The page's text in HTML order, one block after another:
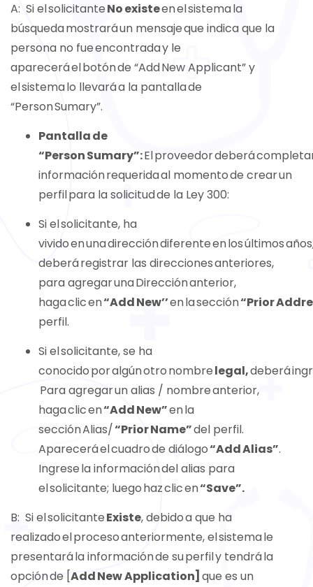
A: Si el solicitanteNoexisteen el sistema la
búsqueda mostrará un mensaje que indica que la
persona no fue encontrada y le
aparecerá el botón de “Add New Applicant” y
el sistema lo llevará a la pantalla de
“Person Sumary”.
Pantalla de
“Person Sumary”:El proveedor deberá
información requerida al momento de crear un
perfil para la solicitud de la Ley 300:
Si el solicitante, ha
vivido en una dirección diferente en los últimos
deberá registrar las direcciones anteriores,
para agregar una Dirección anterior,
haga clic en“Add New’’en la sección“Prior
perfil.
Si el solicitante, se ha
conocido por algún otro nombrelegal,deberá
Para agregar un alias / nombre anterior,
haga clic en“Add New”en la
sección Alias/“Prior Name”del perfil.
Aparecerá el cuadro de diálogo“Add Alias”.
Ingrese la información del alias para
el solicitante; luego haz clic en“Save”.
B: Si el solicitanteExiste, debido a que ha
realizado el proceso anteriormente, el sistema le
presentará la información de su perfil y tendrá la
opción de [Add New Application] que es un